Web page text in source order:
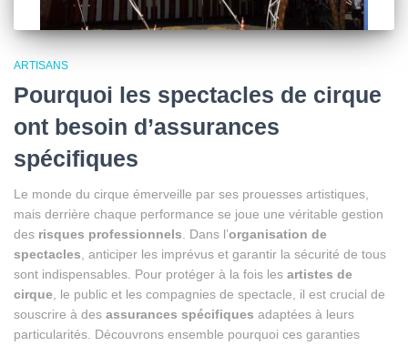
ARTISANS
Pourquoi les spectacles de cirque
ont besoin d’assurances
spécifiques
Le monde du cirque émerveille par ses prouesses artistiques,
mais derrière chaque performance se joue une véritable gestion
des risques professionnels . Dans l’organisation de
spectacles , anticiper les imprévus et garantir la sécurité de tous
sont indispensables. Pour protéger à la fois les artistes de
cirque , le public et les compagnies de spectacle, il est crucial de
souscrire à des assurances spécifiques adaptées à leurs
particularités. Découvrons ensemble pourquoi ces garanties